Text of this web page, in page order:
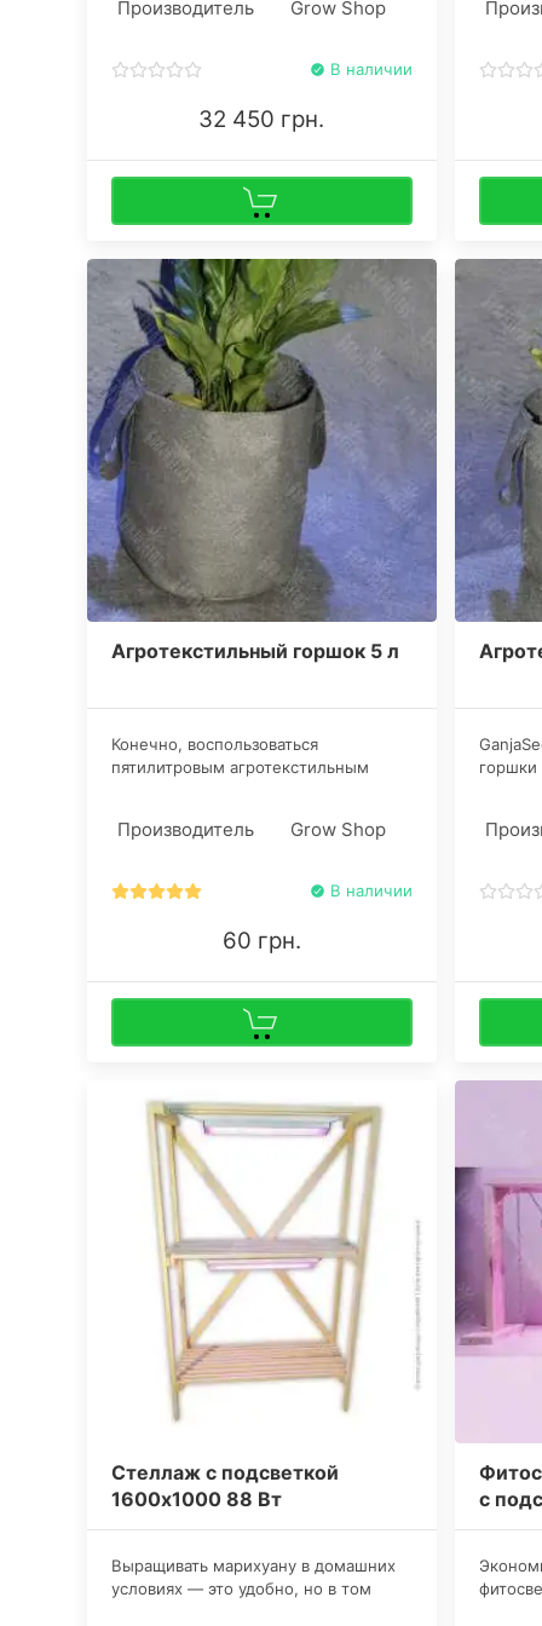
спектра от GanjaSeeds!
Производитель Grow Shop
В наличии
32 450 грн.
Агротекстильный горшок 5 л
Конечно, воспользоваться
пятилитровым агротекстильным
автоцветущих «карликах». Их высота
60 сантиметров.
Производитель Grow Shop
В наличии
60 грн.
горшки
Стеллаж с подсветкой
1600x1000 88 Вт
​Выращивать марихуану в домашних
условиях — это удобно, но в том
с